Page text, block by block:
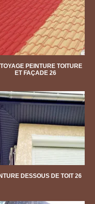
PEINTURE TOITURE
ET FAÇADE 26
DESSOUS DE TOIT 26